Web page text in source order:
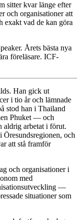
sitter kvar länge efter
och organisationer att
exakt vad de kan göra
Årets bästa nya
föreläsare. ICF-
Han gick ut
i tio år och lämnade
stod han i Thailand
Phuket — och
aldrig arbetat i förut.
Öresundsregionen, och
att stå framför
och organisationer i
med
—
situationer som